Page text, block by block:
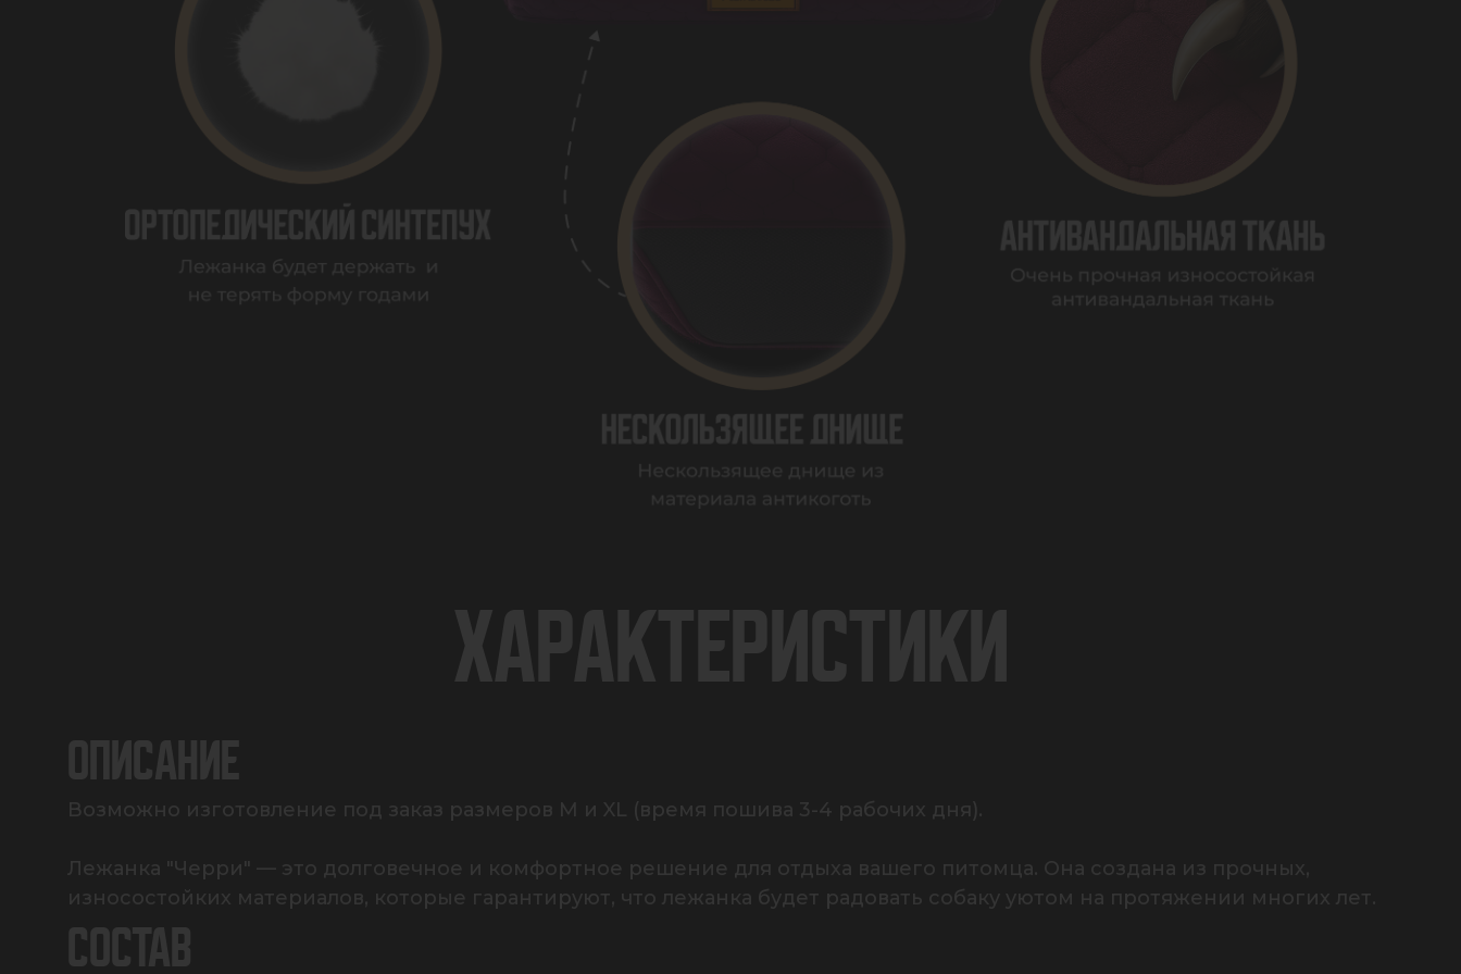
ХАРАКТЕРИСТИКИ
ОПИСАНИЕ
Возможно изготовление под заказ размеров M и XL (время пошива 3-4 рабочих дня).
Лежанка "Черри" — это долговечное и комфортное решение для отдыха вашего питомца. Она создана из прочных,
износостойких материалов, которые гарантируют, что лежанка будет радовать собаку уютом на протяжении многих лет.
СОСТАВ